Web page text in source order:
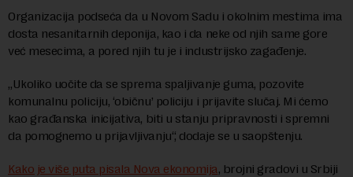
Organizacija podseća da u Novom Sadu i okolnim mestima ima
dosta nesanitarnih deponija, kao i da neke od njih same gore
već mesecima, a pored njih tu je i industrijsko zagađenje.
„Ukoliko uočite da se sprema spaljivanje guma, pozovite
komunalnu policiju, ‘običnu’ policiju i prijavite slučaj. Mi ćemo
kao građanska inicijativa, biti u stanju pripravnosti i spremni
da pomognemo u prijavljivanju“, dodaje se u saopštenju.
Kako je više puta pisala Nova ekonomija, brojni gradovi u Srbiji